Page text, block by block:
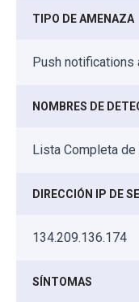
TIPO DE AMENAZA
Push notifications
NOMBRES DE
Lista Completa
DIRECCIÓN IP DE
134.209.136.174
SÍNTOMAS